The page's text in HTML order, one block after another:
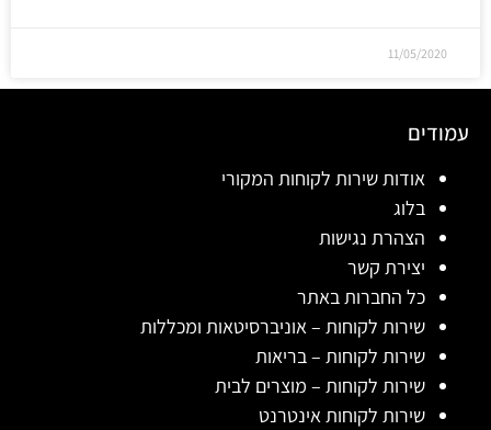
11/05/2020
עמודים
אודות שירות לקוחות המקורי
בלוג
הצהרת נגישות
יצירת קשר
כל החברות באתר
שירות לקוחות – אוניברסיטאות ומכללות
שירות לקוחות – בריאות
שירות לקוחות – מוצרים לבית
שירות לקוחות אינטרנט